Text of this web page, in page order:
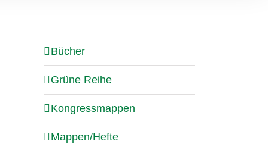
Bücher
Grüne Reihe
Kongressmappen
Mappen/Hefte